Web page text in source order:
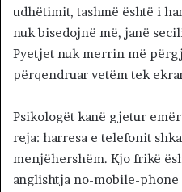
udhëtimit, tashmë është i
nuk bisedojnë më, janë
Pyetjet nuk merrin më
përqendruar vetëm tek
Psikologët kanë gjetur
reja: harresa e telefonit
menjëhershëm. Kjo frikë
anglishtja no-mobile-